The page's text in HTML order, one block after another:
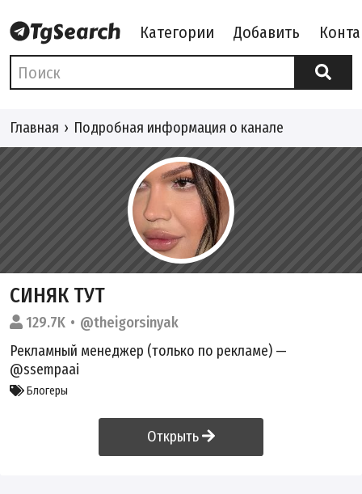
Категории Добавить
Главная Подробная информация о канале
СИНЯК ТУТ
129.7K
@theigorsinyak
Рекламный менеджер (только по рекламе) —
@ssempaai
Блогеры
Открыть